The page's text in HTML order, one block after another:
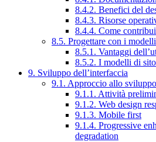
8.4.2. Benefici del
8.4.3. Risorse
8.4.4. Come
8.5. Progettare con i
8.5.1. Vantaggi
8.5.2. I modelli di
9. Sviluppo dell’interfaccia
9.1. Approccio allo sviluppo
9.1.1. Attività
9.1.2. Web design
9.1.3. Mobile first
9.1.4. Progressive
degradation